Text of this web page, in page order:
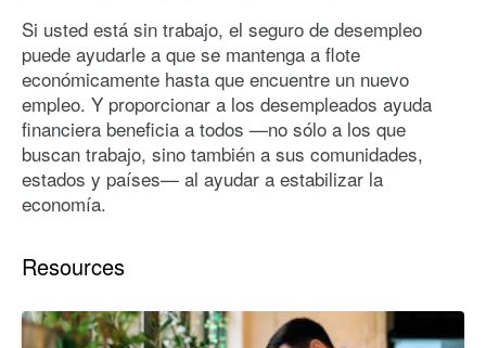
Si usted está sin trabajo, el seguro de desempleo
puede ayudarle a que se mantenga a flote
económicamente hasta que encuentre un nuevo
empleo. Y proporcionar a los desempleados ayuda
financiera beneficia a todos —no sólo a los que
buscan trabajo, sino también a sus comunidades,
estados y países— al ayudar a estabilizar la
economía.
Resources